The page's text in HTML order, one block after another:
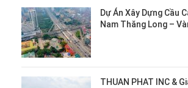
Dự Án Xây Dựng Cầu
Nam Thăng Long –
THUAN PHAT INC &